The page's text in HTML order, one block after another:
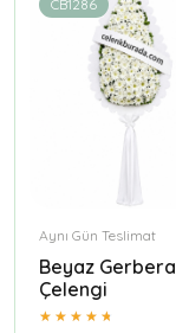
CB1286
Aynı Gün Teslimat
Beyaz Gerbera
Çelengi